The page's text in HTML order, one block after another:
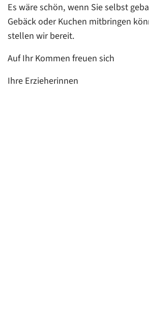
Es wäre schön, wenn Sie selbst
Gebäck oder Kuchen mitbringen
stellen wir bereit.
Auf Ihr Kommen freuen sich
Ihre Erzieherinnen